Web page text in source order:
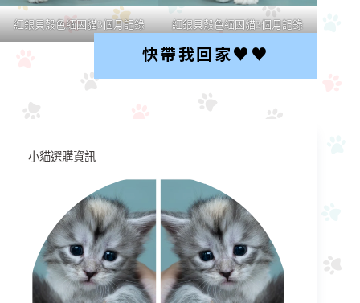
紅銀貝殼色緬因貓3個月記錄 紅銀貝殼色緬因貓3個月記錄
快帶我回家♥︎♥︎
小貓選購資訊